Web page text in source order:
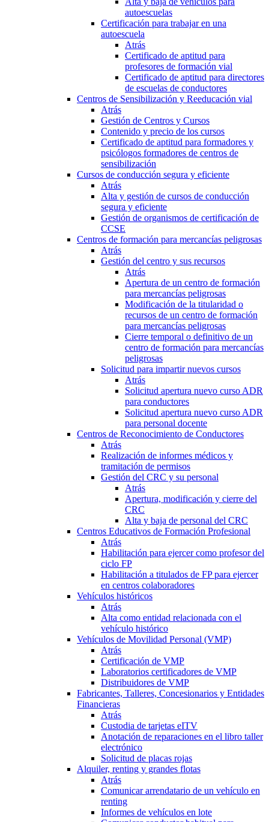
autoescuelas
Certificación para trabajar en una
autoescuela
Atrás
Certificado de aptitud para
profesores de formación vial
Certificado de aptitud para directores
de escuelas de conductores
Centros de Sensibilización y Reeducación vial
Atrás
Gestión de Centros y Cursos
Contenido y precio de los cursos
Certificado de aptitud para formadores y
psicólogos formadores de centros de
sensibilización
Cursos de conducción segura y eficiente
Atrás
Alta y gestión de cursos de conducción
segura y eficiente
Gestión de organismos de certificación de
CCSE
Centros de formación para mercancías peligrosas
Atrás
Gestión del centro y sus recursos
Atrás
Apertura de un centro de formación
para mercancías peligrosas
Modificación de la titularidad o
recursos de un centro de formación
para mercancías peligrosas
Cierre temporal o definitivo de un
centro de formación para mercancías
peligrosas
Solicitud para impartir nuevos cursos
Atrás
Solicitud apertura nuevo curso ADR
para conductores
Solicitud apertura nuevo curso ADR
para personal docente
Centros de Reconocimiento de Conductores
Atrás
Realización de informes médicos y
tramitación de permisos
Gestión del CRC y su personal
Atrás
Apertura, modificación y cierre del
CRC
Alta y baja de personal del CRC
Centros Educativos de Formación Profesional
Atrás
Habilitación para ejercer como profesor del
ciclo FP
Habilitación a titulados de FP para ejercer
en centros colaboradores
Vehículos históricos
Atrás
Alta como entidad relacionada con el
vehículo histórico
Vehículos de Movilidad Personal (VMP)
Atrás
Certificación de VMP
Laboratorios certificadores de VMP
Distribuidores de VMP
Fabricantes, Talleres, Concesionarios y Entidades
Financieras
Atrás
Custodia de tarjetas eITV
Anotación de reparaciones en el libro taller
electrónico
Solicitud de placas rojas
Alquiler, renting y grandes flotas
Atrás
Comunicar arrendatario de un vehículo en
renting
Informes de vehículos en lote